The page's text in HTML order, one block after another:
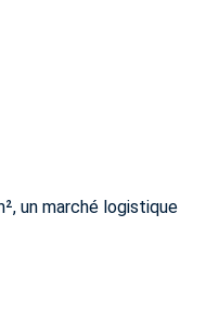
un marché logistique